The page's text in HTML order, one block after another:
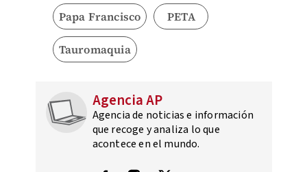
Papa Francisco PETA
Tauromaquia
Agencia AP
Agencia de noticias e información
que recoge y analiza lo que
acontece en el mundo.